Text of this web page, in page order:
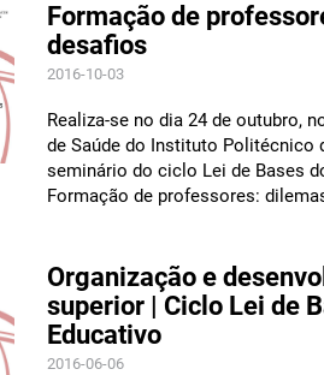
Formação de
desafios
2016-10-03
Realiza-se no dia 24 de outubro,
de Saúde do Instituto Politécnico
seminário do ciclo Lei de Bases
Formação de professores:
Organização e
superior | Ciclo Lei de
Educativo
2016-06-06